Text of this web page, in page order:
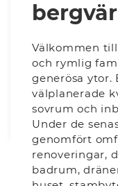
Välkommen
och rymlig
generösa ytor.
välplanerade
sovrum och
Under de
genomfört
renoveringar,
badrum,